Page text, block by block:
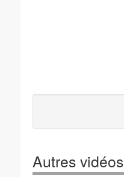
Autres vidéos